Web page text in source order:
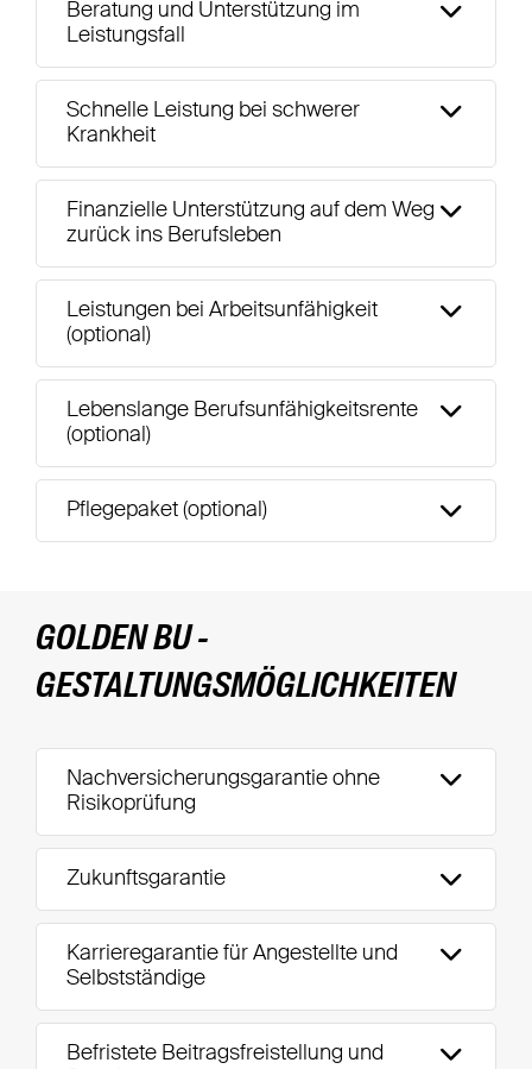
Beratung und Unterstützung im
Leistungsfall
Schnelle Leistung bei schwerer
Krankheit
Finanzielle Unterstützung auf dem Weg
zurück ins Berufsleben
Leistungen bei Arbeitsunfähigkeit
(optional)
Lebenslange Berufsunfähigkeitsrente
(optional)
Pflegepaket (optional)
GOLDEN BU -
GESTALTUNGSMÖGLICHKEITEN
Nachversicherungsgarantie ohne
Risikoprüfung
Zukunftsgarantie
Karrieregarantie für Angestellte und
Selbstständige
Befristete Beitragsfreistellung und